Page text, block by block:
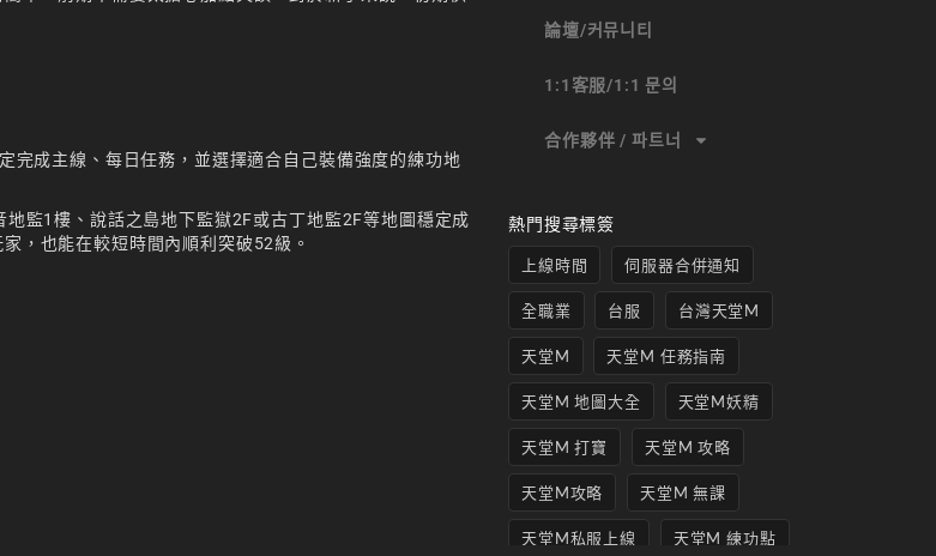
完成主線、每日任務，並選擇適合自己裝備強度的練功地
監1樓、說話之島地下監獄2F或古丁地監2F等地圖穩定成
，也能在較短時間內順利突破52級。
論壇/커뮤니티
1:1客服/1:1 문의
合作夥伴 / 파트너
熱門搜尋標簽
上線時間 伺服器合併通知
全職業 台服 台灣天堂M
天堂M 天堂M 任務指南
天堂M 地圖大全 天堂M妖精
天堂M 打寶 天堂M 攻略
天堂M攻略 天堂M 無課
天堂M私服上線 天堂M 練功點